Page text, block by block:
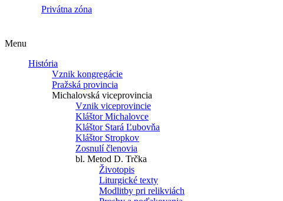
Privátna zóna
Menu
História
Vznik kongregácie
Pražská provincia
Michalovská viceprovincia
Vznik viceprovincie
Kláštor Michalovce
Kláštor Stará Ľubovňa
Kláštor Stropkov
Zosnulí členovia
bl. Metod D. Trčka
Životopis
Liturgické texty
Modlitby pri relikviách